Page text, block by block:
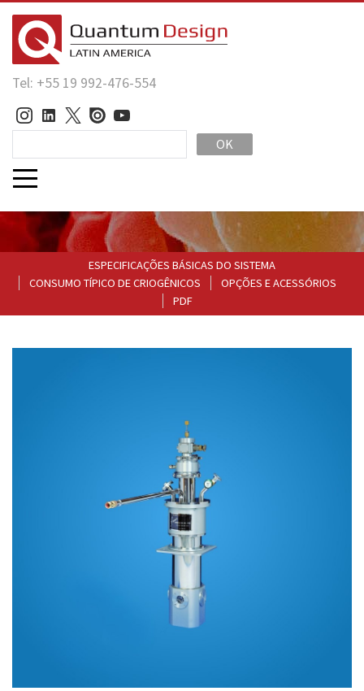
Tel: +55 19 992-476-554
OK
ESPECIFICAÇÕES BÁSICAS DO SISTEMA
CONSUMO TÍPICO DE CRIOGÊNICOS
OPÇÕES E ACESSÓRIOS
PDF